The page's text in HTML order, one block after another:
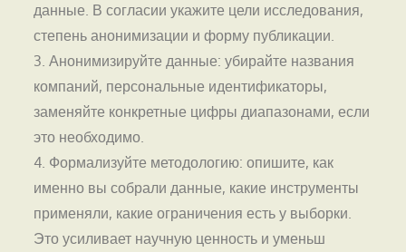
данные. В согласии укажите цели исследования,
степень анонимизации и форму публикации.
3. Анонимизируйте данные: убирайте названия
компаний, персональные идентификаторы,
заменяйте конкретные цифры диапазонами, если
это необходимо.
4. Формализуйте методологию: опишите, как
именно вы собрали данные, какие инструменты
применяли, какие ограничения есть у выборки.
Это усиливает научную ценность и уменьш